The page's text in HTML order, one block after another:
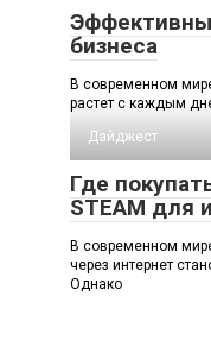
бизнеса
В современном
растет с каждым
Дайджест
Где
STEAM для
В современном
через интернет
Однако